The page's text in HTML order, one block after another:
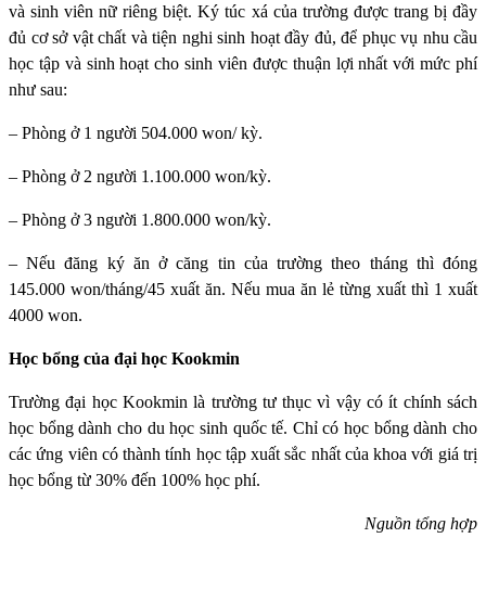
và sinh viên nữ riêng biệt. Ký túc xá của trường được trang bị đầy
đủ cơ sở vật chất và tiện nghi sinh hoạt đầy đủ, để phục vụ nhu cầu
học tập và sinh hoạt cho sinh viên được thuận lợi nhất với mức phí
như sau:
– Phòng ở 1 người 504.000 won/ kỳ.
– Phòng ở 2 người 1.100.000 won/kỳ.
– Phòng ở 3 người 1.800.000 won/kỳ.
– Nếu đăng ký ăn ở căng tin của trường theo tháng thì đóng
145.000 won/tháng/45 xuất ăn. Nếu mua ăn lẻ từng xuất thì 1 xuất
4000 won.
Học bổng của đại học Kookmin
Trường đại học Kookmin là trường tư thục vì vậy có ít chính sách
học bổng dành cho du học sinh quốc tế. Chỉ có học bổng dành cho
các ứng viên có thành tính học tập xuất sắc nhất của khoa với giá trị
học bổng từ 30% đến 100% học phí.
Nguồn tổng hợp